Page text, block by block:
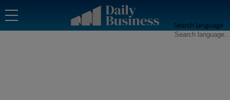
Search language